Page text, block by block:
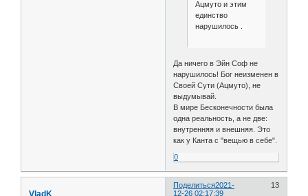
Ацмуто и этим
единство
нарушилось .
Да ничего в Эйн Соф не
нарушилось! Бог неизменен в
Своей Сути (Ацмуто), не
выдумывай.
В мире Бесконечности была
одна реальность, а не две:
внутренняя и внешняя. Это
как у Канта с "вещью в себе".
0
Поделиться 13
2021-
12-26 02:17:39